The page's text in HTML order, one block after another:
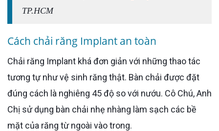
TP.HCM
Cách chải răng Implant an toàn
Chải răng Implant khá đơn giản với những thao tác
tương tự như vệ sinh răng thật. Bàn chải được đặt
đúng cách là nghiêng 45 độ so với nướu. Cô Chú, Anh
Chị sử dụng bàn chải nhẹ nhàng làm sạch các bề
mặt của răng từ ngoài vào trong.